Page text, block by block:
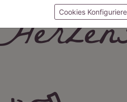
Cookies